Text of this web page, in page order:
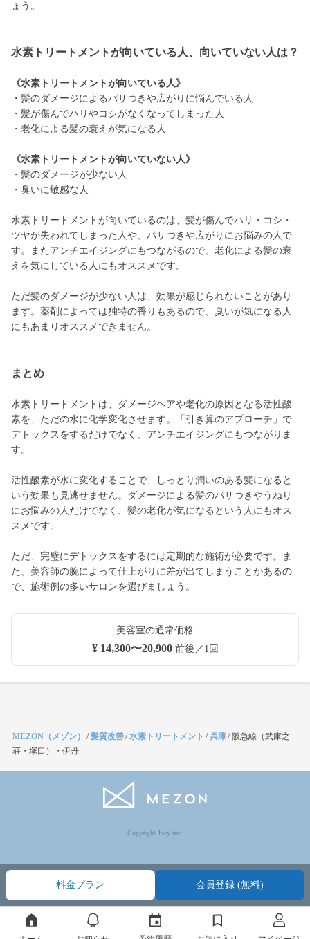
ょう。
水素トリートメントが向いている人、向いていない人は？
《水素トリートメントが向いている人》
・髪のダメージによるパサつきや広がりに悩んでいる人
・髪が傷んでハリやコシがなくなってしまった人
・老化による髪の衰えが気になる人
《水素トリートメントが向いていない人》
・髪のダメージが少ない人
・臭いに敏感な人
水素トリートメントが向いているのは、髪が傷んでハリ・コシ・
ツヤが失われてしまった人や、パサつきや広がりにお悩みの人で
す。またアンチエイジングにもつながるので、老化による髪の衰
えを気にしている人にもオススメです。
ただ髪のダメージが少ない人は、効果が感じられないことがあり
ます。薬剤によっては独特の香りもあるので、臭いが気になる人
にもあまりオススメできません。
まとめ
水素トリートメントは、ダメージヘアや老化の原因となる活性酸
素を、ただの水に化学変化させます。「引き算のアプローチ」で
デトックスをするだけでなく、アンチエイジングにもつながりま
す。
活性酸素が水に変化することで、しっとり潤いのある髪になると
いう効果も見逃せません。ダメージによる髪のパサつきやうねり
にお悩みの人だけでなく、髪の老化が気になるという人にもオス
スメです。
ただ、完璧にデトックスをするには定期的な施術が必要です。ま
た、美容師の腕によって仕上がりに差が出てしまうことがあるの
で、施術例の多いサロンを選びましょう。
美容室の通常価格
¥ 14,300〜20,900前後／1回
料金プラン 会員登録 (無料)
MEZON（メゾン） /髪質改善/水素トリートメント /兵庫/ 阪急線（武庫之
荘・塚口）・伊丹
Copyright Jocy inc.